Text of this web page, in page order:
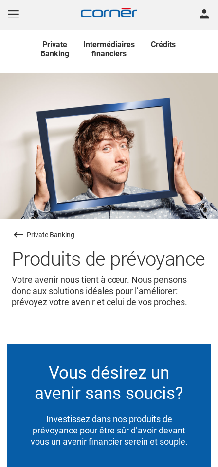
Private
Banking
Intermédiaires
financiers
Crédits
Private Banking
Produits de prévoyance
Votre avenir nous tient à cœur. Nous pensons
donc aux solutions idéales pour l’améliorer:
prévoyez votre avenir et celui de vos proches.
Vous désirez un
avenir sans soucis?
Investissez dans nos produits de
prévoyance pour être sûr d’avoir devant
vous un avenir financier serein et souple.